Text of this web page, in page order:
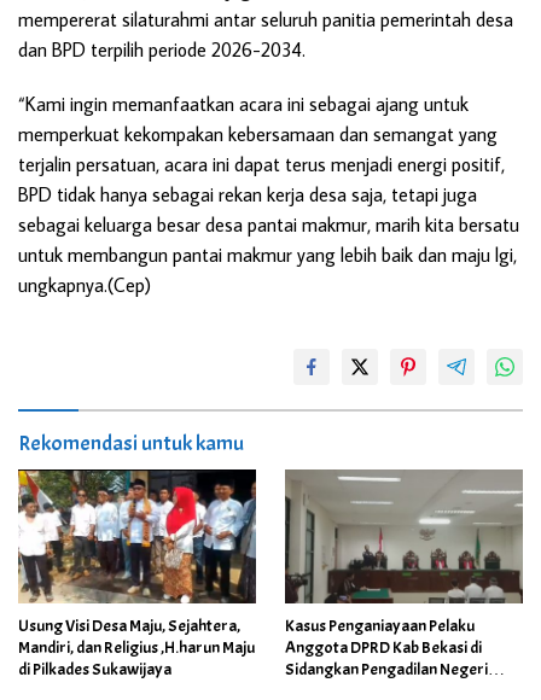
mempererat silaturahmi antar seluruh panitia pemerintah desa
dan BPD terpilih periode 2026-2034.
“Kami ingin memanfaatkan acara ini sebagai ajang untuk
memperkuat kekompakan kebersamaan dan semangat yang
terjalin persatuan, acara ini dapat terus menjadi energi positif,
BPD tidak hanya sebagai rekan kerja desa saja, tetapi juga
sebagai keluarga besar desa pantai makmur, marih kita bersatu
untuk membangun pantai makmur yang lebih baik dan maju lgi,
ungkapnya.(Cep)
Rekomendasi untuk kamu
Usung Visi Desa Maju, Sejahtera,
Mandiri, dan Religius ,H.harun Maju
di Pilkades Sukawijaya
Kasus Penganiayaan Pelaku
Anggota DPRD Kab Bekasi di
Sidangkan Pengadilan Negeri